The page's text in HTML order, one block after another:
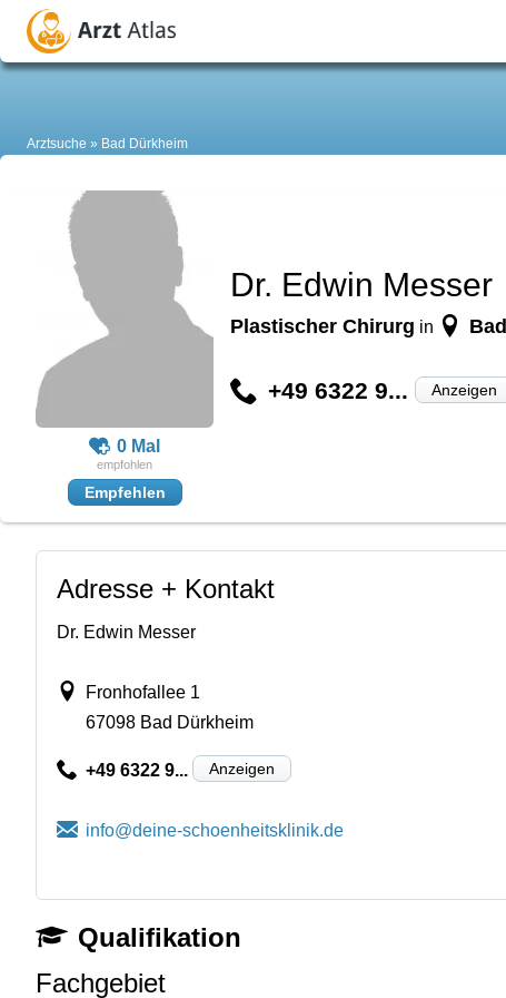
Arztsuche Bad Dürkheim
0 Mal
Empfehlen
Dr. Edwin Messer
Plastischer Chirurg in
+49 6322 9... Anzeigen
Adresse + Kontakt
Dr. Edwin Messer
Fronhofallee 1
67098 Bad Dürkheim
+49 6322 9... Anzeigen
Qualifikation
Fachgebiet